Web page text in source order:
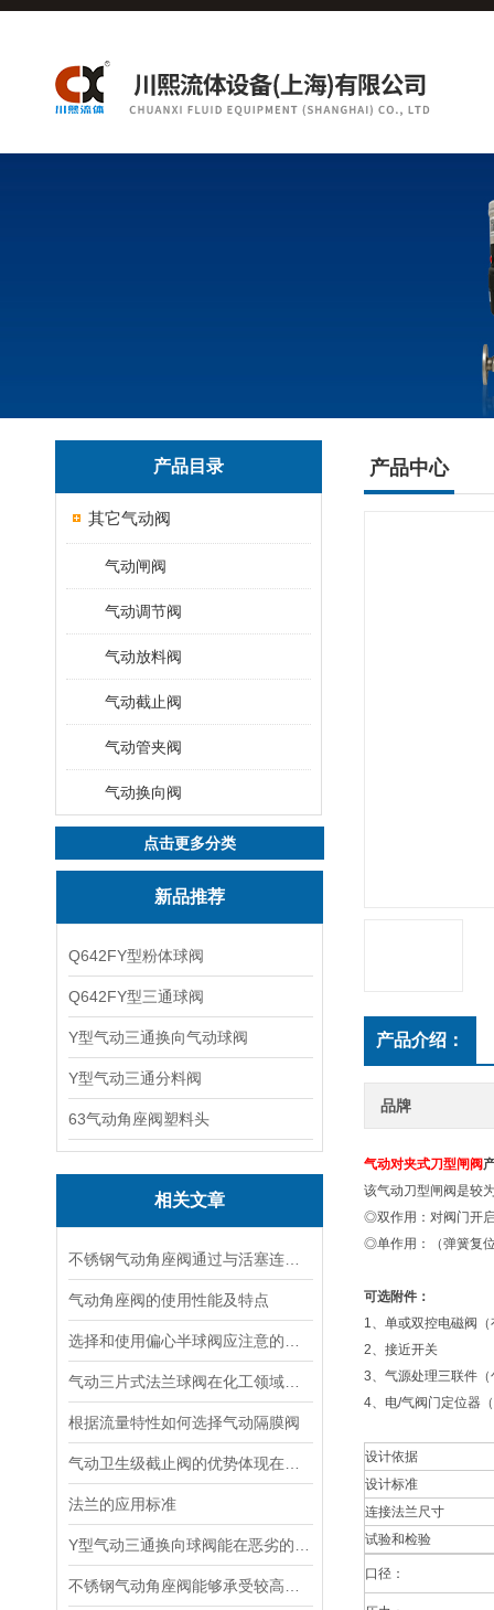
产品目录
其它气动阀
气动闸阀
气动调节阀
气动放料阀
气动截止阀
气动管夹阀
气动换向阀
点击更多分类
新品推荐
Q642FY型粉体球阀
Q642FY型三通球阀
Y型气动三通换向气动球阀
Y型气动三通分料阀
63气动角座阀塑料头
相关文章
气动角座阀的使用性能及特点
根据流量特性如何选择气动隔膜阀
法兰的应用标准
产品中心
产品介绍：
品牌
气动对夹式刀型闸阀
该气动刀型闸阀是较
◎双作用：对阀门开
◎单作用：（弹簧复
可选附件：
1、单或双控电磁阀
2、接近开关
3、气源处理三联件
4、电/气阀门定位器
设计依据
设计标准
连接法兰尺寸
试验和检验
口径：